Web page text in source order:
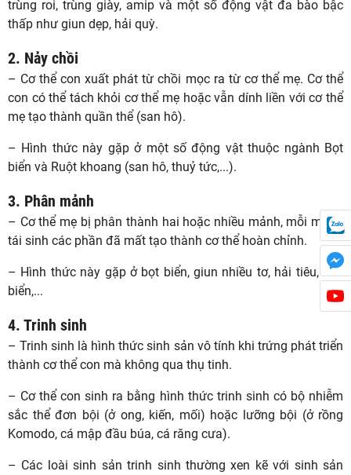
trùng roi, trùng giày, amip và một số động vật đa bào bậc
thấp như giun dẹp, hải quỳ.
2. Nảy chồi
– Cơ thể con xuất phát từ chồi mọc ra từ cơ thể mẹ. Cơ thể
con có thể tách khỏi cơ thể mẹ hoặc vẫn dính liền với cơ thể
mẹ tạo thành quần thể (san hô).
– Hình thức này gặp ở một số động vật thuộc ngành Bọt
biển và Ruột khoang (san hô, thuỷ tức,...).
3. Phân mảnh
– Cơ thể mẹ bị phân thành hai hoặc nhiều mảnh, mỗi mảnh
tái sinh các phần đã mất tạo thành cơ thể hoàn chỉnh.
– Hình thức này gặp ở bọt biển, giun nhiều tơ, hải tiêu, sao
biển,...
4. Trinh sinh
– Trinh sinh là hình thức sinh sản vô tính khi trứng phát triển
thành cơ thể con mà không qua thụ tinh.
– Cơ thể con sinh ra bằng hình thức trinh sinh có bộ nhiễm
sắc thể đơn bội (ở ong, kiến, mối) hoặc lưỡng bội (ở rồng
Komodo, cá mập đầu búa, cá răng cưa).
– Các loài sinh sản trinh sinh thường xen kẽ với sinh sản